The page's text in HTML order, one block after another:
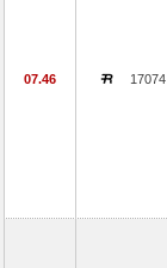
07.46 17074